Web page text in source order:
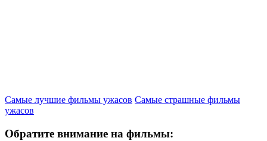
Самые лучшие фильмы ужасов Самые страшные фильмы
ужасов
Обратите внимание на фильмы: